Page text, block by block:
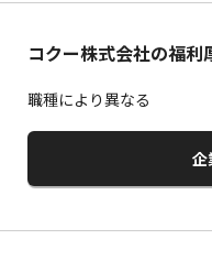
コクー株式会社の福利
職種により異なる
企